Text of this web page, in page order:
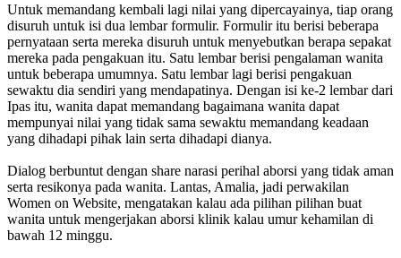
Untuk memandang kembali lagi nilai yang dipercayainya, tiap orang
disuruh untuk isi dua lembar formulir. Formulir itu berisi beberapa
pernyataan serta mereka disuruh untuk menyebutkan berapa sepakat
mereka pada pengakuan itu. Satu lembar berisi pengalaman wanita
untuk beberapa umumnya. Satu lembar lagi berisi pengakuan
sewaktu dia sendiri yang mendapatinya. Dengan isi ke-2 lembar dari
Ipas itu, wanita dapat memandang bagaimana wanita dapat
mempunyai nilai yang tidak sama sewaktu memandang keadaan
yang dihadapi pihak lain serta dihadapi dianya.
Dialog berbuntut dengan share narasi perihal aborsi yang tidak aman
serta resikonya pada wanita. Lantas, Amalia, jadi perwakilan
Women on Website, mengatakan kalau ada pilihan pilihan buat
wanita untuk mengerjakan aborsi klinik kalau umur kehamilan di
bawah 12 minggu.